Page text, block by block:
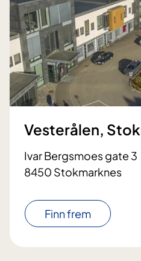
Vesterålen,
Ivar Bergsmoes gate 3
8450 Stokmarknes
Finn frem